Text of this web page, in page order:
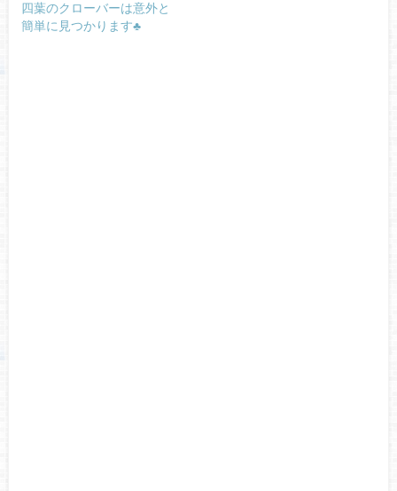
四葉のクローバーは意外と
簡単に見つかります♣